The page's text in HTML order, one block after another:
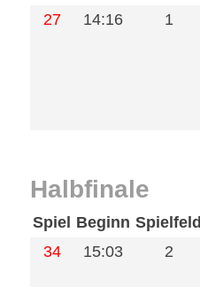
27
14:16 1
Halbfinale
Spiel Beginn Spielfeld
34
15:03 2